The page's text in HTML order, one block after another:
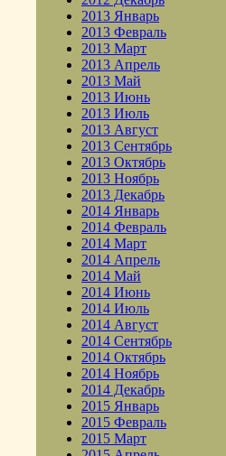
2013 Январь
2013 Февраль
2013 Март
2013 Апрель
2013 Май
2013 Июнь
2013 Июль
2013 Август
2013 Сентябрь
2013 Октябрь
2013 Ноябрь
2013 Декабрь
2014 Январь
2014 Февраль
2014 Март
2014 Апрель
2014 Май
2014 Июнь
2014 Июль
2014 Август
2014 Сентябрь
2014 Октябрь
2014 Ноябрь
2014 Декабрь
2015 Январь
2015 Февраль
2015 Март